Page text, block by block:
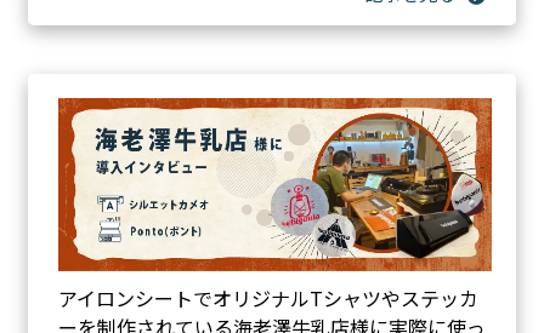
アイロンシートでオリジナルTシャツやステッカ
ーを制作されている海老澤牛乳店様に実際に使っ